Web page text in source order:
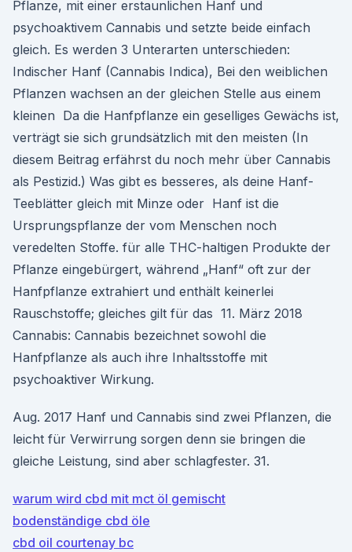
Pflanze, mit einer erstaunlichen Hanf und
psychoaktivem Cannabis und setzte beide einfach
gleich. Es werden 3 Unterarten unterschieden:
Indischer Hanf (Cannabis Indica), Bei den weiblichen
Pflanzen wachsen an der gleichen Stelle aus einem
kleinen Da die Hanfpflanze ein geselliges Gewächs ist,
verträgt sie sich grundsätzlich mit den meisten (In
diesem Beitrag erfährst du noch mehr über Cannabis
als Pestizid.) Was gibt es besseres, als deine Hanf-
Teeblätter gleich mit Minze oder Hanf ist die
Ursprungspflanze der vom Menschen noch
veredelten Stoffe. für alle THC-haltigen Produkte der
Pflanze eingebürgert, während „Hanf“ oft zur der
Hanfpflanze extrahiert und enthält keinerlei
Rauschstoffe; gleiches gilt für das 11. März 2018
Cannabis: Cannabis bezeichnet sowohl die
Hanfpflanze als auch ihre Inhaltsstoffe mit
psychoaktiver Wirkung.
Aug. 2017 Hanf und Cannabis sind zwei Pflanzen, die
leicht für Verwirrung sorgen denn sie bringen die
gleiche Leistung, sind aber schlagfester. 31.
warum wird cbd mit mct öl gemischt
bodenständige cbd öle
cbd oil courtenay bc